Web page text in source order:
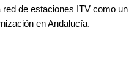
de estaciones ITV como un
en Andalucía.